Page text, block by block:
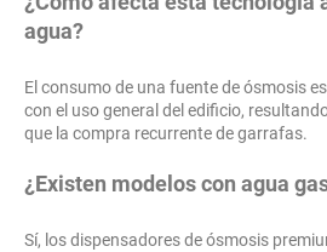
agua?
El consumo de una fuente de ósmosis
con el uso general del edificio,
que la compra recurrente de garrafas.
¿Existen modelos con agua
Sí, los dispensadores de ósmosis